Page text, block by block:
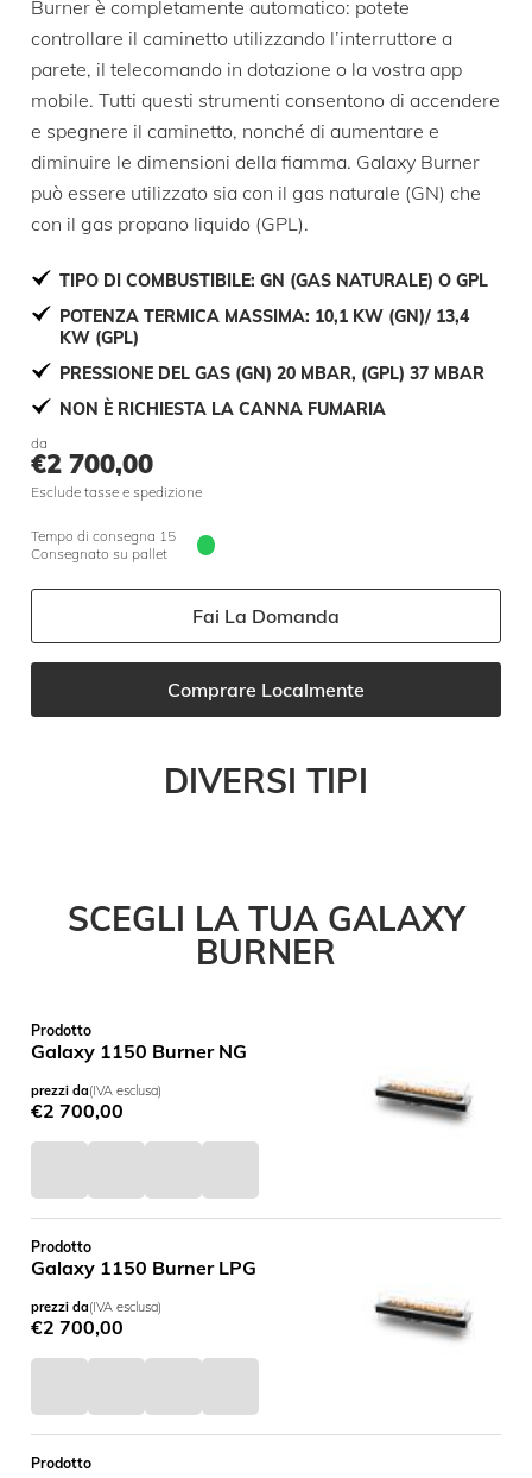
Burner è completamente automatico: potete
controllare il caminetto utilizzando l’interruttore a
parete, il telecomando in dotazione o la vostra app
mobile. Tutti questi strumenti consentono di accendere
e spegnere il caminetto, nonché di aumentare e
diminuire le dimensioni della fiamma. Galaxy Burner
può essere utilizzato sia con il gas naturale (GN) che
con il gas propano liquido (GPL).
TIPO DI COMBUSTIBILE: GN (GAS NATURALE) O GPL
POTENZA TERMICA MASSIMA: 10,1 KW (GN)/ 13,4
KW (GPL)
PRESSIONE DEL GAS (GN) 20 MBAR, (GPL) 37 MBAR
NON È RICHIESTA LA CANNA FUMARIA
da
€2 700,00
Esclude tasse e spedizione
Tempo di consegna 15 giorni
Consegnato su pallet
Fai La Domanda
Comprare Localmente
DIVERSI TIPI
SCEGLI LA TUA GALAXY
BURNER
Prodotto
Galaxy 1150 Burner NG
prezzi da(IVA esclusa)
€2 700,00
Prodotto
Galaxy 1150 Burner LPG
prezzi da(IVA esclusa)
€2 700,00
Prodotto